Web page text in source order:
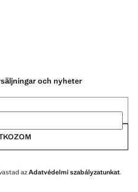
och nyheter
azAdatvédelmi szabályzatunkat.